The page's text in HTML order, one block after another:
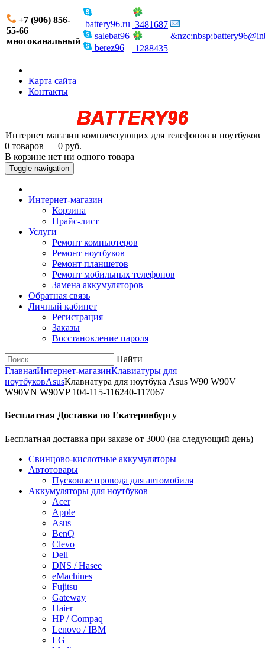
+7 (906) 856-
55-66
многоканальный
battery96.ru
salebat96
berez96
3481687
1288435
Карта сайта
Контакты
Интернет магазин комплектующих для телефонов и ноутбуков
0 товаров — 0 руб.
В корзине нет ни одного товара
Toggle navigation
Интернет-магазин
Корзина
Прайс-лист
Услуги
Ремонт компьютеров
Ремонт ноутбуков
Ремонт планшетов
Ремонт мобильных телефонов
Замена аккумуляторов
Обратная связь
Личный кабинет
Регистрация
Заказы
Восстановление пароля
Найти
ГлавнаяИнтернет-магазинКлавиатуры для
ноутбуковAsusКлавиатура для ноутбука Asus W90 W90V
W90VN W90VP 104-115-116240-117067
Бесплатная Доставка по Екатеринбургу
Бесплатная доставка при заказе от 3000 (на следующий день)
Cвинцово-кислотные аккумуляторы
Автотовары
Пусковые провода для автомобиля
Аккумуляторы для ноутбуков
Acer
Apple
Asus
BenQ
Clevo
Dell
DNS / Hasee
eMachines
Fujitsu
Gateway
Haier
HP / Compaq
Lenovo / IBM
LG